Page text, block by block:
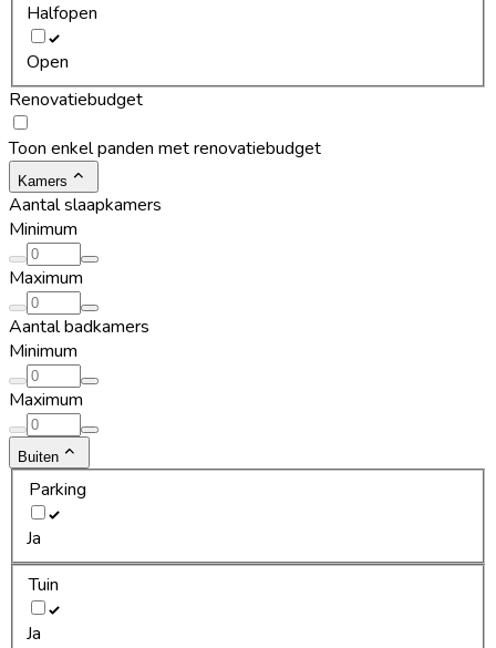
Halfopen
Open
Renovatiebudget
Toon enkel panden met renovatiebudget
Kamers
Aantal slaapkamers
Minimum
Maximum
Aantal badkamers
Minimum
Maximum
Buiten
Parking
Ja
Tuin
Ja